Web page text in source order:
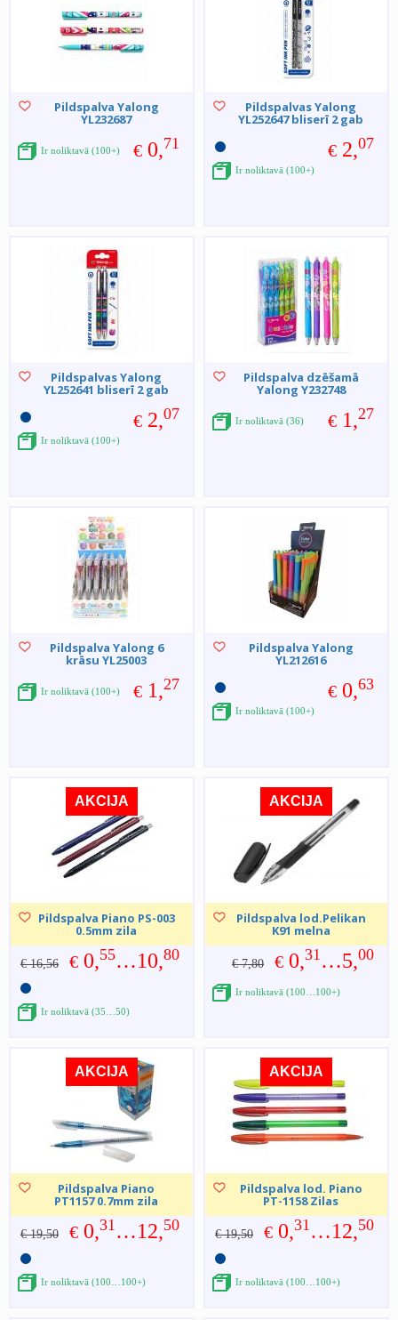
Pildspalva Yalong
YL232687
€ 0,71
Ir noliktavā (100+)
Pildspalvas Yalong
YL252647 bliserī 2 gab
€ 2,07
Ir noliktavā (100+)
Pildspalvas Yalong
YL252641 bliserī 2 gab
€ 2,07
Ir noliktavā (100+)
Pildspalva dzēšamā
Yalong Y232748
€ 1,27
Ir noliktavā (36)
Pildspalva Yalong 6
krāsu YL25003
€ 1,27
Ir noliktavā (100+)
Pildspalva Yalong
YL212616
€ 0,63
Ir noliktavā (100+)
AKCIJA
Pildspalva Piano PS-003
0.5mm zila
€ 16,56 € 0,55…10,80
Ir noliktavā (35…50)
AKCIJA
Pildspalva lod.Pelikan
K91 melna
€ 7,80 € 0,31…5,00
Ir noliktavā (100…100+)
AKCIJA
Pildspalva Piano
PT1157 0.7mm zila
€ 19,50 € 0,31…12,50
Ir noliktavā (100…100+)
AKCIJA
Pildspalva lod. Piano
PT-1158 Zilas
€ 19,50 € 0,31…12,50
Ir noliktavā (100…100+)